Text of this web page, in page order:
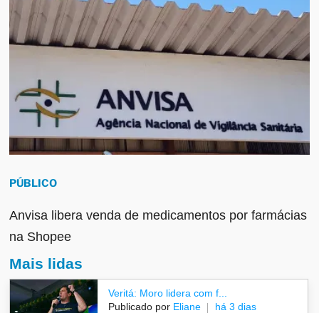
PÚBLICO
Anvisa libera venda de medicamentos por farmácias
na Shopee
Mais lidas
Veritá: Moro lidera com f...
Publicado por Eliane há 3 dias